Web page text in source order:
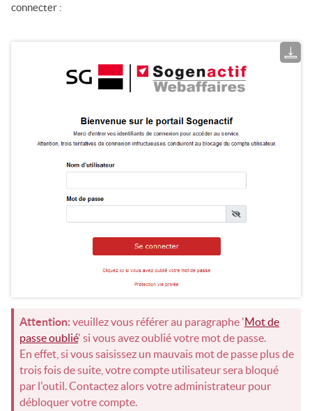
connecter :
Attention: veuillez vous référer au paragraphe 'Mot de
passe oublié' si vous avez oublié votre mot de passe.
En effet, si vous saisissez un mauvais mot de passe plus de
trois fois de suite, votre compte utilisateur sera bloqué
par l'outil. Contactez alors votre administrateur pour
débloquer votre compte.